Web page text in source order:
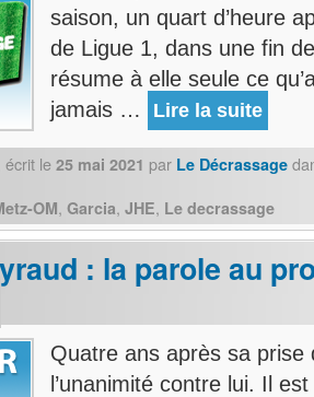
saison, un quart d’heure
de Ligue 1, dans une fin
résume à elle seule ce
jamais …
Lire la suite
écrit le 25 mai 2021 par Le Décrassage
OM, Garcia, JHE, Le decrassage
: la parole au
Quatre ans après sa prise
l’unanimité contre lui. Il